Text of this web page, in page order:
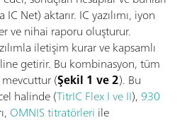
IC Net) aktarır. IC yazılımı, iyon
ve nihai raporu oluşturur.
iletişim kurar ve kapsamlı
getirir. Bu kombinasyon, tüm
(Şekil 1 ve 2). Bu
halinde (TitrIC Flex I ve II), 930
OMNIS titratörleri ile